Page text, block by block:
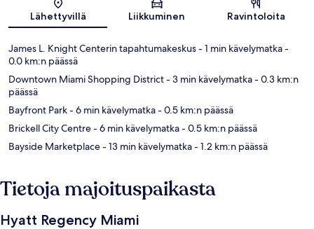
Kartta
Lähettyvillä Liikkuminen Ravintoloita
James L. Knight Centerin tapahtumakeskus- 1 min kävelymatka-
0.0 km:n päässä
Downtown Miami Shopping District- 3 min kävelymatka- 0.3 km:n
päässä
Bayfront Park- 6 min kävelymatka- 0.5 km:n päässä
Brickell City Centre- 6 min kävelymatka- 0.5 km:n päässä
Bayside Marketplace- 13 min kävelymatka- 1.2 km:n päässä
Tietoja majoituspaikasta
Hyatt Regency Miami